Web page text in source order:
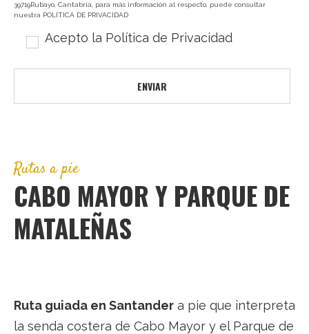
39719Rubayo, Cantabria, para más información al respecto, puede consultar
nuestra POLÍTICA DE PRIVACIDAD
Acepto la Política de Privacidad
Rutas a pie
CABO MAYOR Y PARQUE DE
MATALEÑAS
Ruta guiada en Santander a pie que interpreta
la senda costera de Cabo Mayor y el Parque de